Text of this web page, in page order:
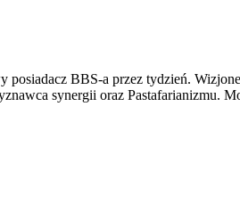
BBS-a przez tydzień.
synergii oraz Pastafarianizmu.